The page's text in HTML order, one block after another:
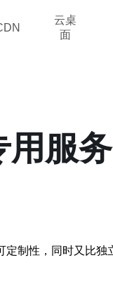
云桌
面
服
制性，同时又比独